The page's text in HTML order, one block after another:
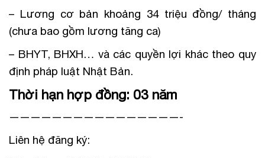
– Lương cơ bản khoảng 34 triệu đồng/ tháng
(chưa bao gồm lương tăng ca)
– BHYT, BHXH… và các quyền lợi khác theo quy
định pháp luật Nhật Bản.
Thời hạn hợp đồng: 03 năm
————————————————-
Liên hệ đăng ký: